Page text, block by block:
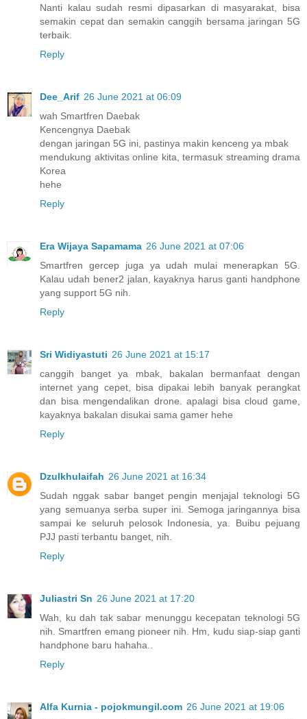
Nanti kalau sudah resmi dipasarkan di masyarakat, bisa
semakin cepat dan semakin canggih bersama jaringan 5G
terbaik.
Reply
Dee_Arif 26 June 2021 at 06:09
wah Smartfren Daebak
Kencengnya Daebak
dengan jaringan 5G ini, pastinya makin kenceng ya mbak
mendukung aktivitas online kita, termasuk streaming drama
Korea
hehe
Reply
Era Wijaya Sapamama 26 June 2021 at 07:06
Smartfren gercep juga ya udah mulai menerapkan 5G.
Kalau udah bener2 jalan, kayaknya harus ganti handphone
yang support 5G nih.
Reply
Sri Widiyastuti 26 June 2021 at 15:17
canggih banget ya mbak, bakalan bermanfaat dengan
internet yang cepet, bisa dipakai lebih banyak perangkat
dan bisa mengendalikan drone. apalagi bisa cloud game,
kayaknya bakalan disukai sama gamer hehe
Reply
Dzulkhulaifah 26 June 2021 at 16:34
Sudah nggak sabar banget pengin menjajal teknologi 5G
yang semuanya serba super ini. Semoga jaringannya bisa
sampai ke seluruh pelosok Indonesia, ya. Buibu pejuang
PJJ pasti terbantu banget, nih.
Reply
Juliastri Sn 26 June 2021 at 17:20
Wah, ku dah tak sabar menunggu kecepatan teknologi 5G
nih. Smartfren emang pioneer nih. Hm, kudu siap-siap ganti
handphone baru hahaha..
Reply
Alfa Kurnia - pojokmungil.com 26 June 2021 at 19:06